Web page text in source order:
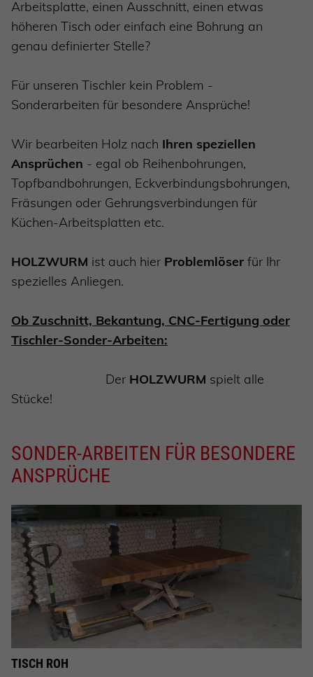
Arbeitsplatte, einen Ausschnitt, einen etwas
höheren Tisch oder einfach eine Bohrung an
genau definierter Stelle?
Für unseren Tischler kein Problem -
Sonderarbeiten für besondere Ansprüche!
Wir bearbeiten Holz nach Ihren speziellen
Ansprüchen - egal ob Reihenbohrungen,
Topfbandbohrungen, Eckverbindungsbohrungen,
Fräsungen oder Gehrungsverbindungen für
Küchen-Arbeitsplatten etc.
HOLZWURM ist auch hier Problemlöser für Ihr
spezielles Anliegen.
Ob Zuschnitt, Bekantung, CNC-Fertigung oder
Tischler-Sonder-Arbeiten:
Der HOLZWURM spielt alle
Stücke!
SONDER-ARBEITEN FÜR BESONDERE
ANSPRÜCHE
TISCH ROH